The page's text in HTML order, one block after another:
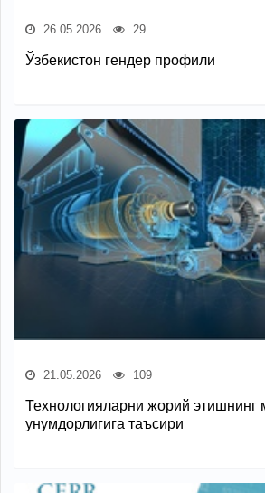
26.05.2026 29
Ўзбекистон гендер профили
21.05.2026 109
Технологияларни жорий этишнинг
унумдорлигига таъсири